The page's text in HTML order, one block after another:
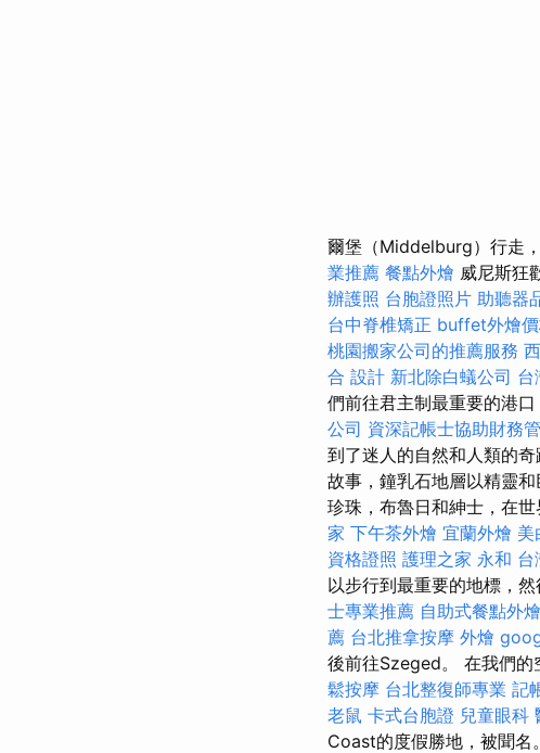
爾堡（Middelburg）行走
業推薦 餐點外燴 威尼斯狂
辦護照 台胞證照片 助聽器
台中脊椎矯正 buffet外燴
桃園搬家公司的推薦服務
合 設計 新北除白蟻公司 台
們前往君主制最重要的港
公司 資深記帳士協助財務
到了迷人的自然和人類的奇
故事，鐘乳石地層以精靈
珍珠，布魯日和紳士，在世
家 下午茶外燴 宜蘭外燴 美
資格證照 護理之家 永和 台
以步行到最重要的地標，
士專業推薦 自助式餐點外
薦 台北推拿按摩 外燴
後前往Szeged。 在我們的
鬆按摩 台北整復師專業 記
老鼠 卡式台胞證 兒童眼科
Coast的度假勝地，被聞名